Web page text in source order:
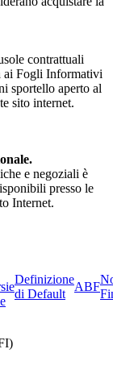
contrattuali
ai Fogli Informativi
sportello aperto al
sito internet.
e negoziali è
presso le
Internet.
Definizione
di Default
ABF